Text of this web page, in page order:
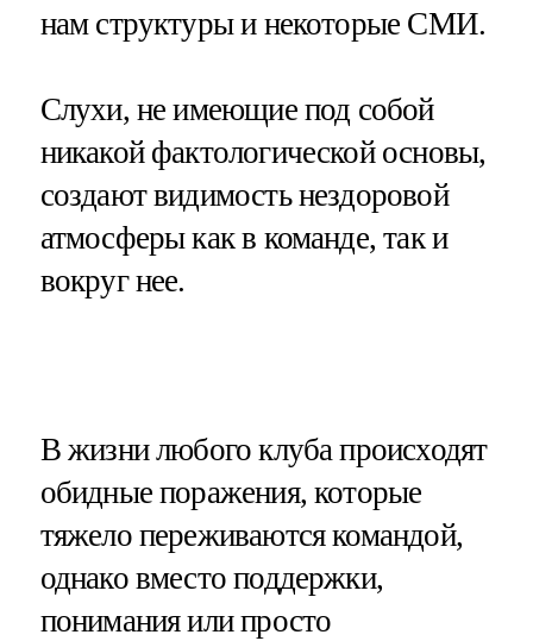
нам структуры и некоторые СМИ.
Слухи, не имеющие под собой
никакой фактологической основы,
создают видимость нездоровой
атмосферы как в команде, так и
вокруг нее.
В жизни любого клуба происходят
обидные поражения, которые
тяжело переживаются командой,
однако вместо поддержки,
понимания или просто